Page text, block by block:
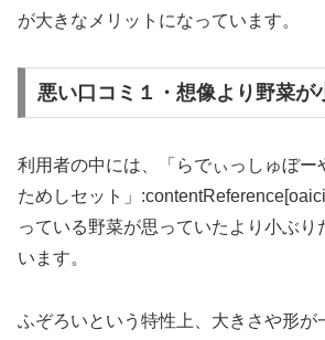
が大きなメリットになっています。
悪い口コミ１・想像より野菜が
利用者の中には、「らでぃっしゅぼ
ためしセット」
っている野菜が思っていたより小ぶり
います。
ふぞろいという特性上、大きさや形が